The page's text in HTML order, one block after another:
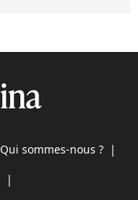
Qui sommes-nous ? |
|